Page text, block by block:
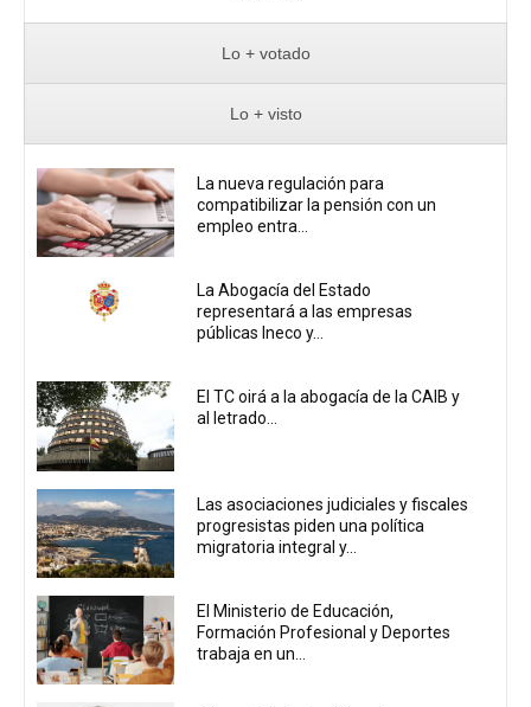
Lo + votado
Lo + visto
La nueva regulación para
compatibilizar la pensión con un
empleo entra...
La Abogacía del Estado
representará a las empresas
públicas Ineco y...
El TC oirá a la abogacía de la CAIB y
al letrado...
Las asociaciones judiciales y fiscales
progresistas piden una política
migratoria integral y...
El Ministerio de Educación,
Formación Profesional y Deportes
trabaja en un...